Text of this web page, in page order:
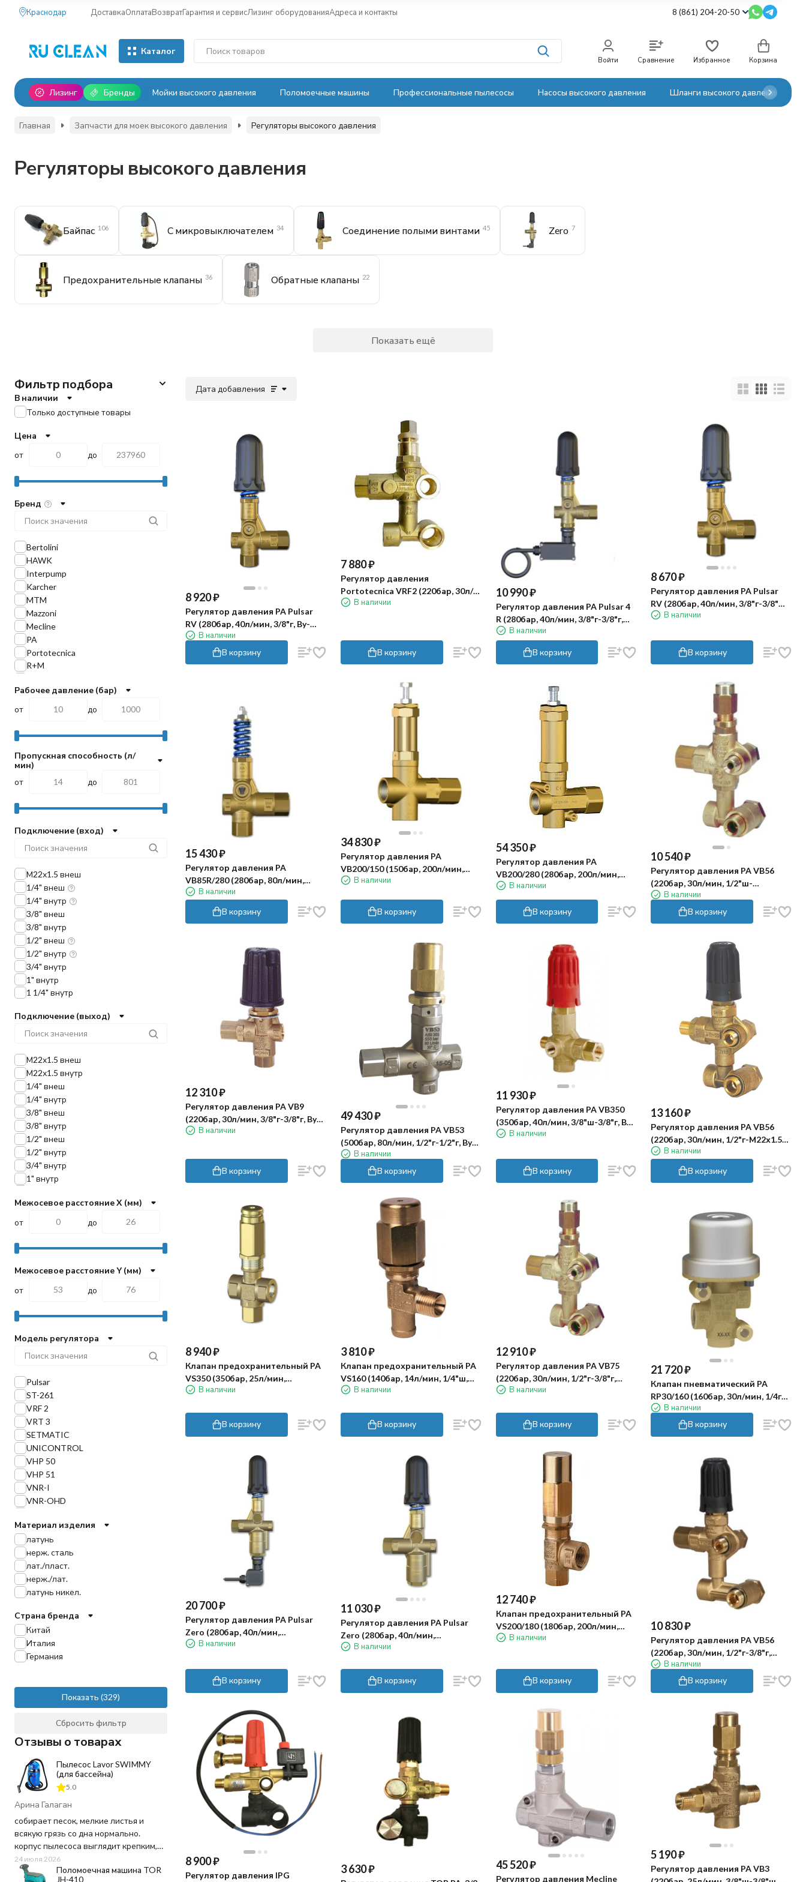
Краснодар ДоставкаОплатаВозвратГарантия и сервисЛизинг оборудованияАдреса и контакты 8 (861) 204-20-50
Каталог
Войти Сравнение Избранное Корзина
Лизинг Бренды Мойки высокого давления Поломоечные машины Профессиональные пылесосы Насосы высокого давления Шланги высокого давления
Главная Запчасти для моек высокого давления Регуляторы высокого давления
Регуляторы высокого давления
Байпас 106 С микровыключателем 34 Соединение полыми винтами 45 Zero 7
Предохранительные клапаны 36 Обратные клапаны 22
Показать ещё
Дата добавления
8 920₽
Регулятор давления PA Pulsar
RV (280бар, 40л/мин, 3/8"г, By-
pass)В наличии
В корзину
7 880₽
Регулятор давления
Portotecnica VRF2 (220бар, 30л/
мин, 1/2"г-3/8"г, X:4.5, Y:55)
В наличии
В корзину
10 990₽
Регулятор давления PA Pulsar 4
R (280бар, 40л/мин, 3/8"г-3/8"г,
By-pass 2x3/8"г, микр.)
В наличии
В корзину
8 670₽
Регулятор давления PA Pulsar
RV (280бар, 40л/мин, 3/8"г-3/8"ш,
By-pass 3/8"г)
В наличии
В корзину
15 430₽
Регулятор давления PA
VB85R/280 (280бар, 80л/мин,
1/2г-1/2г, By-pass 1/2г)
В наличии
В корзину
34 830₽
Регулятор давления PA
VB200/150 (150бар, 200л/мин,
1"г-1"г)
В наличии
В корзину
54 350₽
Регулятор давления PA
VB200/280 (280бар, 200л/мин,
1"г-1"г, By-pass 1"г)
В наличии
В корзину
10 540₽
Регулятор давления PA VB56
(220бар, 30л/мин, 1/2"ш-
М22х1.5ш, X:4.5, Y:62-65.5)
В наличии
В корзину
12 310₽
Регулятор давления PA VB9
(220бар, 30л/мин, 3/8"г-3/8"г, By-
pass 3/8"г)
В наличии
В корзину
49 430₽
Регулятор давления PA VB53
(500бар, 80л/мин, 1/2"г-1/2"г, By-
pass 1/2"г, нерж)
В наличии
В корзину
11 930₽
Регулятор давления PA VB350
(350бар, 40л/мин, 3/8"ш-3/8"г, By-
pass 1/2"г)
В наличии
В корзину
13 160₽
Регулятор давления PA VB56
(220бар, 30л/мин, 1/2"г-М22х1.5ш,
Х:19, Y:70)
В наличии
В корзину
8 940₽
Клапан предохранительный PA
VS350 (350бар, 25л/мин,
3/8"г-3/8"г, By-pass 3/8"г)
В наличии
В корзину
3 810₽
Клапан предохранительный PA
VS160 (140бар, 14л/мин, 1/4"ш,
By-pass 1/8"г)
В наличии
В корзину
12 910₽
Регулятор давления PA VB75
(220бар, 30л/мин, 1/2"г-3/8"г,
X:4.5, Y:64)
В наличии
В корзину
21 720₽
Клапан пневматический PA
RP30/160 (160бар, 30л/мин, 1/4г-
г)
В наличии
В корзину
20 700₽
Регулятор давления PA Pulsar
Zero (280бар, 40л/мин,
3/8"г-3/8"г, By-pass 3/8"г, микро)
В наличии
В корзину
11 030₽
Регулятор давления PA Pulsar
Zero (280бар, 40л/мин,
3/8"г-3/8"г, By-pass 3/8"г)
В наличии
В корзину
12 740₽
Клапан предохранительный PA
VS200/180 (180бар, 200л/мин,
3/4"г, By-pass 1/2"г)
В наличии
В корзину
10 830₽
Регулятор давления PA VB56
(220бар, 30л/мин, 1/2"г-3/8"г,
X:26, Y:66-76)
В наличии
В корзину
8 900₽
Регулятор давления IPG
3 630₽ 45 520₽
Регулятор давления Mecline
5 190₽
Регулятор давления PA VB3
Фильтр подбора
В наличии
Только доступные товары
Цена
от
до
Бренд
Bertolini
HAWK
Interpump
Karcher
MTM
Mazzoni
Mecline
PA
Portotecnica
R+M
TOR
Tecomec
Рабочее давление (бар)
от
до
Пропускная способность (л/
мин)
от
до
Подключение (вход)
М22х1.5 внеш
1/4" внеш
1/4" внутр
3/8" внеш
3/8" внутр
1/2" внеш
1/2" внутр
3/4" внутр
1" внутр
1 1/4" внутр
Подключение (выход)
М22х1.5 внеш
М22х1.5 внутр
1/4" внеш
1/4" внутр
3/8" внеш
3/8" внутр
1/2" внеш
1/2" внутр
3/4" внутр
1" внутр
Межосевое расстояние X (мм)
от
до
Межосевое расстояние Y (мм)
от
до
Модель регулятора
Pulsar
ST-261
VRF 2
VRT 3
SETMATIC
UNICONTROL
VHP 50
VHP 51
VNR-I
VNR-OHD
VS 160
VS 220
VB 3
VB 7
VB 9
VB 53
VB 75
VB 135
VB 280
VB 350
PA-3/8
VT 6
VS 500
TIMAX
HXM
H168
W 3.2
CK500
CKX600
MG4000
UV31
MR401
Материал изделия
латунь
нерж. сталь
лат./пласт.
нерж./лат.
латунь никел.
Страна бренда
Китай
Италия
Германия
Показать
Сбросить фильтр
Отзывы о товарах
Пылесос Lavor SWIMMY
(для бассейна)
5.0
Арина Галаган
собирает песок, мелкие листья и
всякую грязь со дна нормально.
корпус пылесоса выглядит крепким,
пластик не "хлипкий", а шланг
достаточно длинный, не пришлось
24 июля 2026
Поломоечная машина TOR
JH-410